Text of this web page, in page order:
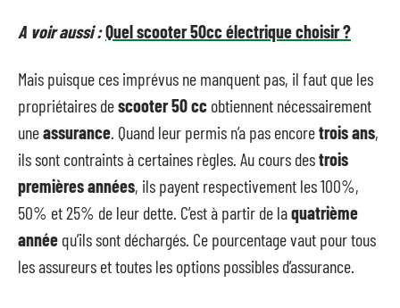
A voir aussi :Quel scooter 50cc électrique choisir ?
Mais puisque ces imprévus ne manquent pas, il faut que les
propriétaires descooter 50 cc obtiennent nécessairement
uneassurance . Quand leur permis n’a pas encoretrois ans,
ils sont contraints à certaines règles. Au cours destrois
premières années, ils payent respectivement les 100%,
50% et 25% de leur dette. C’est à partir de laquatrième
année qu’ils sont déchargés. Ce pourcentage vaut pour tous
les assureurs et toutes les options possibles d’assurance.